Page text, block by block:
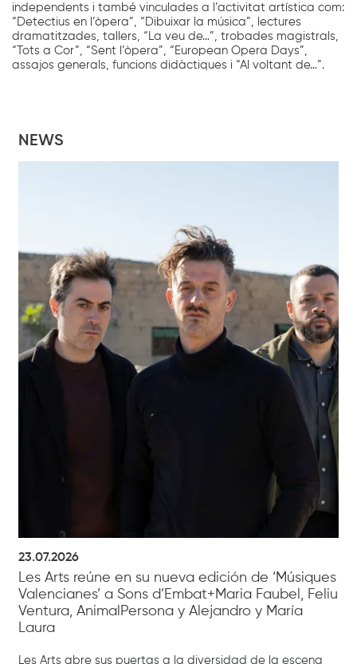
independents i també vinculades a l’activitat artística com:
“Detectius en l’òpera”, “Dibuixar la música”, lectures
dramatitzades, tallers, “La veu de…”, trobades magistrals,
“Tots a Cor”, “Sent l’òpera”, “European Opera Days”,
assajos generals, funcions didàctiques i “Al voltant de…”.
NEWS
23.07.2026
Les Arts reúne en su nueva edición de ‘Músiques
Valencianes’ a Sons d’Embat+Maria Faubel, Feliu
Ventura, AnimalPersona y Alejandro y María
Laura
Les Arts abre sus puertas a la diversidad de la escena